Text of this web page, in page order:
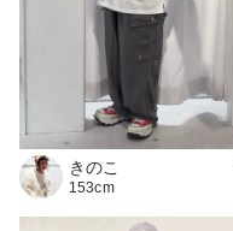
きのこ
153cm